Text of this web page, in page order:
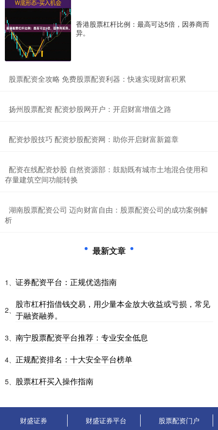
香港股票杠杆比例：最高可达5倍，因券商而
异。
​股票配资全攻略 免费股票配资利器：快速实现财富积累
​扬州股票配资 配资炒股网开户：开启财富增值之路
​配资炒股技巧 配资炒股配资网：助你开启财富新篇章
​配资在线配资炒股 自然资源部：鼓励既有城市土地混合使用和
存量建筑空间功能转换
​湖南股票配资公司 迈向财富自由：股票配资公司的成功案例解
析
最新文章
1、 证券配资平台：正规优选指南
2、
股市杠杆指借钱交易，用少量本金放大收益或亏损，常见
于融资融券。
3、 南宁股票配资平台推荐：专业安全低息
4、 正规配资排名：十大安全平台榜单
5、 股票杠杆买入操作指南
财盛证券 财盛证券平台 股票配资门户